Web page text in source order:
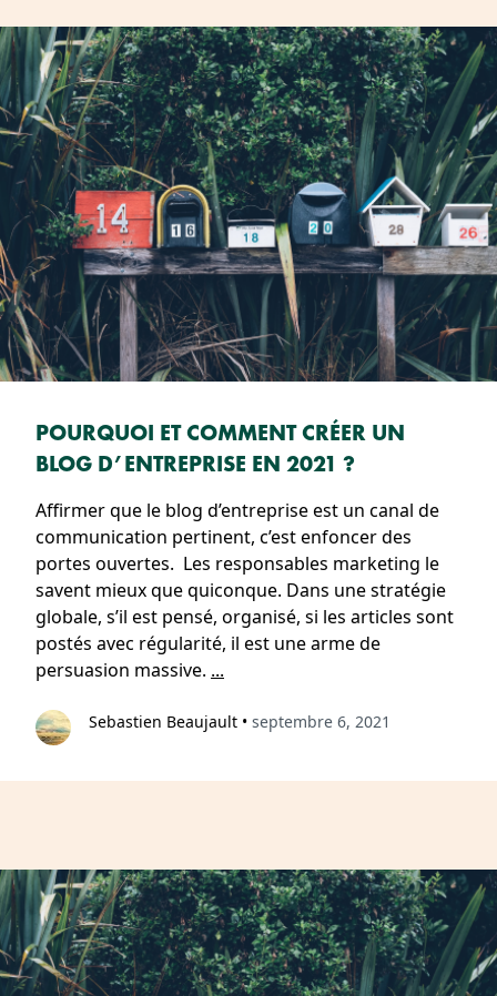
POURQUOI ET COMMENT CRÉER UN
BLOG D’ENTREPRISE EN 2021 ?
Affirmer que le blog d’entreprise est un canal de
communication pertinent, c’est enfoncer des
portes ouvertes. Les responsables marketing le
savent mieux que quiconque. Dans une stratégie
globale, s’il est pensé, organisé, si les articles sont
postés avec régularité, il est une arme de
persuasion massive. ...
Sebastien Beaujault • septembre 6, 2021